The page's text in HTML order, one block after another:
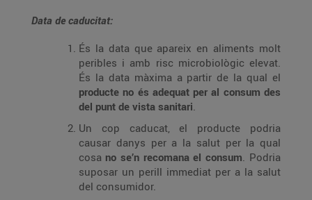
Data de caducitat:
És la data que apareix en aliments molt
peribles i amb risc microbiològic elevat.
És la data màxima a partir de la qual el
producte no és adequat per al consum des
del punt de vista sanitari.
Un cop caducat, el producte podria
causar danys per a la salut per la qual
cosa no se’n recomana el consum. Podria
suposar un perill immediat per a la salut
del consumidor.